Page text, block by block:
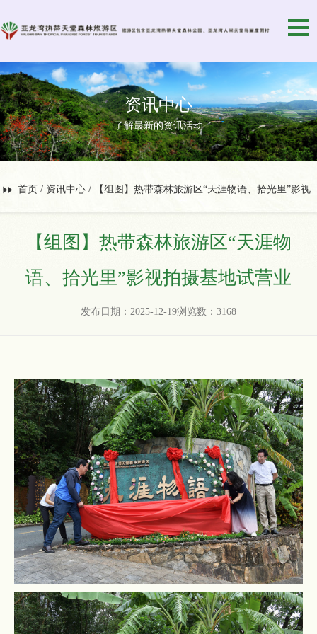
资讯中心
了解最新的资讯活动
首页 / 资讯中心 / 【组图】热带森林旅游区“天涯物语、拾光里”影视
拍摄基地试营业
【组图】热带森林旅游区“天涯物
语、拾光里”影视拍摄基地试营业
发布日期：2025-12-19浏览数：3168